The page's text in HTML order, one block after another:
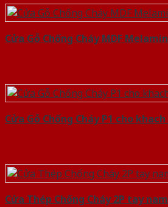
Cửa Gỗ Chống Cháy MDF
Cửa Gỗ Chống Cháy P1 cho khach
Cửa Thép Chống Cháy 2P tay